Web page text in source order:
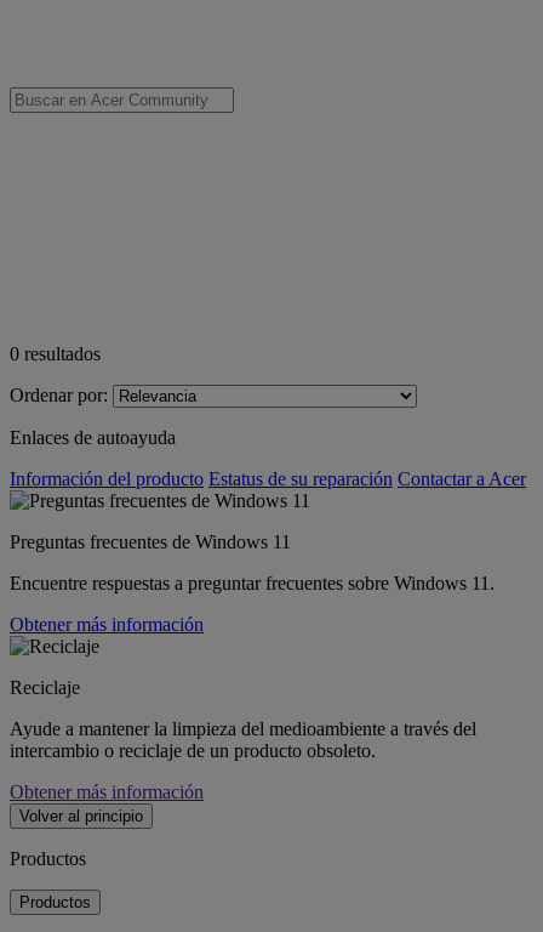
0 resultados
Ordenar por:
Enlaces de autoayuda
Información del producto Estatus de su reparación Contactar a Acer
Preguntas frecuentes de Windows 11
Encuentre respuestas a preguntar frecuentes sobre Windows 11.
Obtener más información
Reciclaje
Ayude a mantener la limpieza del medioambiente a través del
intercambio o reciclaje de un producto obsoleto.
Obtener más información
Volver al principio
Productos
Productos